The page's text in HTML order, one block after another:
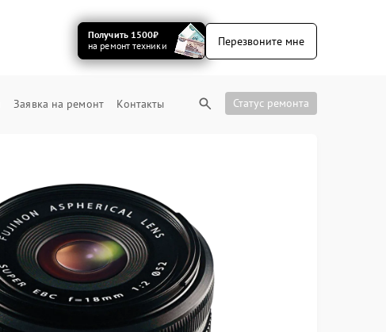
Получить 1500₽
на ремонт техники
Перезвоните мне
Заявка на ремонт Контакты Статус ремонта